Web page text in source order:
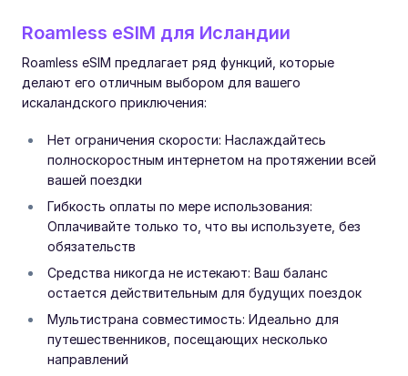
Roamless eSIM для Исландии
Roamless eSIM предлагает ряд функций, которые
делают его отличным выбором для вашего
искаландского приключения:
Нет ограничения скорости: Наслаждайтесь
полноскоростным интернетом на протяжении всей
вашей поездки
Гибкость оплаты по мере использования:
Оплачивайте только то, что вы используете, без
обязательств
Средства никогда не истекают: Ваш баланс
остается действительным для будущих поездок
Мультистрана совместимость: Идеально для
путешественников, посещающих несколько
направлений